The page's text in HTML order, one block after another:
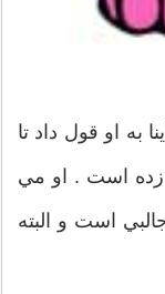
به او قول داد تا
زده است . او مي
است و البته